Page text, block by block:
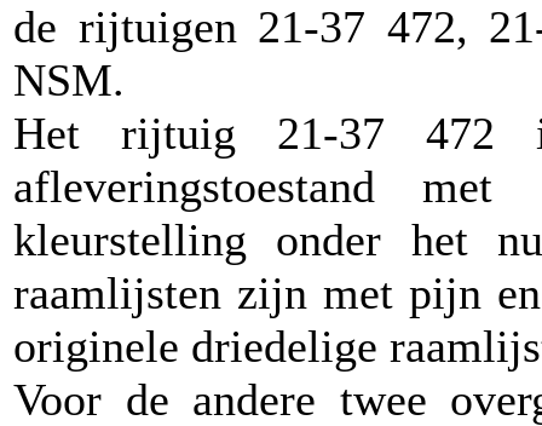
de rijtuigen 21-37 472,
NSM.
Het rijtuig 21-37 472
afleveringstoestand
kleurstelling onder het
raamlijsten zijn met pijn
originele driedelige
Voor de andere twee